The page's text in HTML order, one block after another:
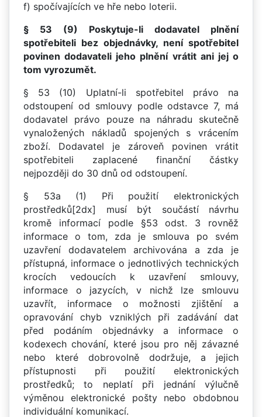
f) spočívajících ve hře nebo loterii.
§ 53 (9) Poskytuje-li dodavatel plnění
spotřebiteli bez objednávky, není spotřebitel
povinen dodavateli jeho plnění vrátit ani jej o
tom vyrozumět.
§ 53 (10) Uplatní-li spotřebitel právo na
odstoupení od smlouvy podle odstavce 7, má
dodavatel právo pouze na náhradu skutečně
vynaložených nákladů spojených s vrácením
zboží. Dodavatel je zároveň povinen vrátit
spotřebiteli zaplacené finanční částky
nejpozději do 30 dnů od odstoupení.
§ 53a (1) Při použití elektronických
prostředků[2dx] musí být součástí návrhu
kromě informací podle §53 odst. 3 rovněž
informace o tom, zda je smlouva po svém
uzavření dodavatelem archivována a zda je
přístupná, informace o jednotlivých technických
krocích vedoucích k uzavření smlouvy,
informace o jazycích, v nichž lze smlouvu
uzavřít, informace o možnosti zjištění a
opravování chyb vzniklých při zadávání dat
před podáním objednávky a informace o
kodexech chování, které jsou pro něj závazné
nebo které dobrovolně dodržuje, a jejich
přístupnosti při použití elektronických
prostředků; to neplatí při jednání výlučně
výměnou elektronické pošty nebo obdobnou
individuální komunikací.